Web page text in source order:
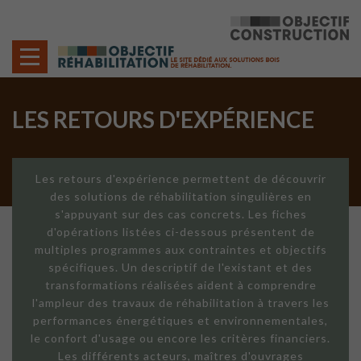
LES RETOURS D'EXPÉRIENCE
Les retours d'expérience permettent de découvrir
des solutions de réhabilitation singulières en
s'appuyant sur des cas concrets. Les fiches
d'opérations listées ci-dessous présentent de
multiples programmes aux contraintes et objectifs
spécifiques. Un descriptif de l'existant et des
transformations réalisées aident à comprendre
l'ampleur des travaux de réhabilitation à travers les
performances énergétiques et environnementales,
le confort d'usage ou encore les critères financiers.
Les différents acteurs, maîtres d'ouvrages